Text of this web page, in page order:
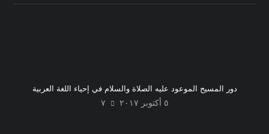
دور المسيح الموعود عليه الصلاة والسلام في إحياء اللغة العربية
٥ أكتوبر ٢٠١٧ ٧